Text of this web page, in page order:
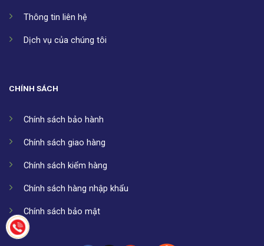
Thông tin liên hệ
Dịch vụ của chúng tôi
CHÍNH SÁCH
Chính sách bảo hành
Chính sách giao hàng
Chính sách kiểm hàng
Chính sách hàng nhập khẩu
Chính sách bảo mật